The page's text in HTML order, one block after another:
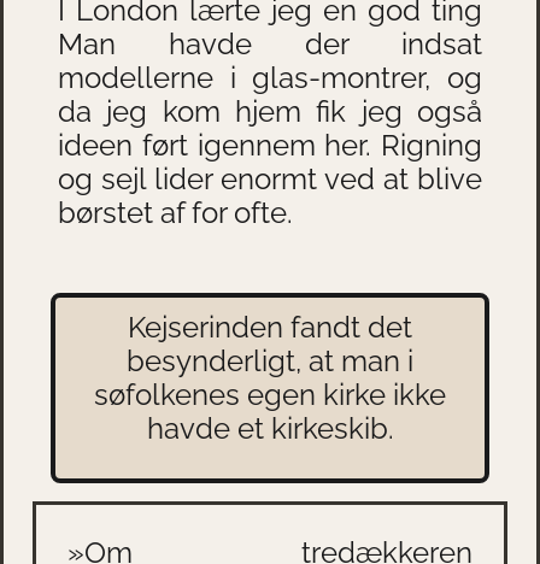
I London lærte jeg en god ting
Man havde der indsat
modellerne i glas-montrer, og
da jeg kom hjem fik jeg også
ideen ført igennem her. Rigning
og sejl lider enormt ved at blive
børstet af for ofte.
Kejserinden fandt det
besynderligt, at man i
søfolkenes egen kirke ikke
havde et kirkeskib.
»Om tredækkeren